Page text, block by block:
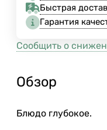
Быстрая
Гарантия
Сообщить о
Обзор
Блюдо глубокое.